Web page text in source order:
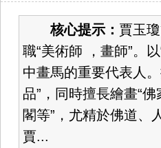
核心提示： 賈玉
職“美術師 ，畫師”。
中畫馬的重要代表人
品”，同時擅長繪畫“
閣等”，尤精於佛道、
賈...